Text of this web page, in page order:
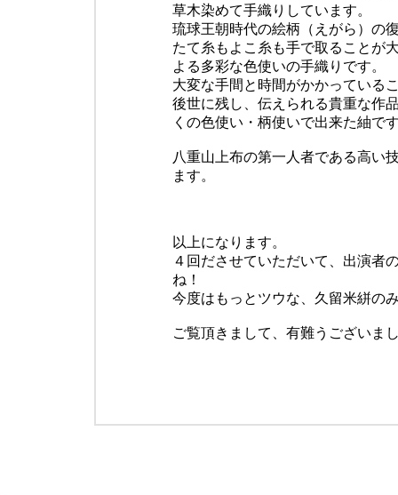
草木染めて手織りしています。
琉球王朝時代の絵柄（えがら）の
たて糸もよこ糸も手で取ることが
よる多彩な色使いの手織りです。
大変な手間と時間がかかっている
後世に残し、伝えられる貴重な作
くの色使い・柄使いで出来た紬で
八重山上布の第一人者である高い
ます。
以上になります。
４回ださせていただいて、出演者
ね！
今度はもっとツウな、久留米絣の
ご覧頂きまして、有難うございま